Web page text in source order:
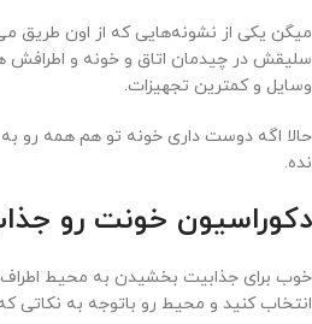
میگن یکی از نشونه‌هایی که از اون
سلیقش در چیدمان اتاق و خونه و
وسایل و کمترین تجهیزات.
حالا اگه دوست داری خونه تو هم همه رو به
نده.
دکوراسیون خونت رو
خوب برای جذابیت بخشیدن به محیط اطراف
انتخاب کنید و محیط رو باتوجه به نکاتی